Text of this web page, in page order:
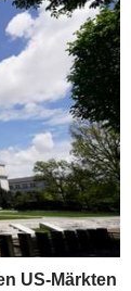
US-Märkten